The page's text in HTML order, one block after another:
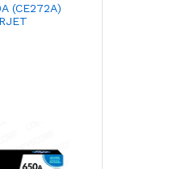
(CE272A)